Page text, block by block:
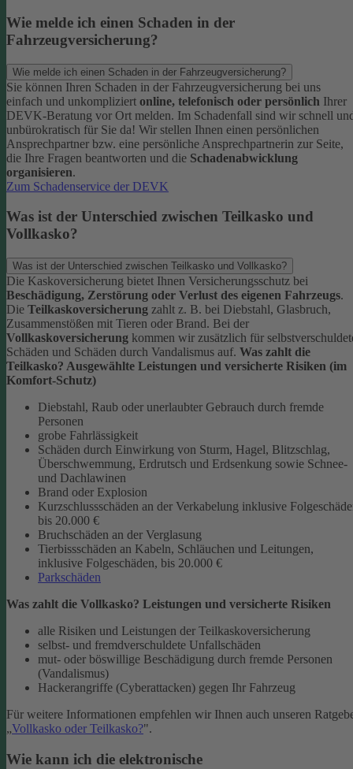
Wie melde ich einen Schaden in der
Fahrzeugversicherung?
Wie melde ich einen Schaden in der Fahrzeugversicherung?
Sie können Ihren Schaden in der Fahrzeugversicherung bei uns
einfach und unkompliziert online, telefonisch oder persönlich Ihrer
DEVK-Beratung vor Ort melden. Im Schadenfall sind wir schnell
unbürokratisch für Sie da! Wir stellen Ihnen einen persönlichen
Ansprechpartner bzw. eine persönliche Ansprechpartnerin zur Seite,
die Ihre Fragen beantworten und die Schadenabwicklung
organisieren.
Zum Schadenservice der DEVK
Was ist der Unterschied zwischen Teilkasko und
Vollkasko?
Was ist der Unterschied zwischen Teilkasko und Vollkasko?
Die Kaskoversicherung bietet Ihnen Versicherungsschutz bei
Beschädigung, Zerstörung oder Verlust des eigenen Fahrzeugs.
Die Teilkaskoversicherung zahlt z. B. bei Diebstahl, Glasbruch,
Zusammenstößen mit Tieren oder Brand. Bei der
Vollkaskoversicherung kommen wir zusätzlich für
Schäden und Schäden durch Vandalismus auf. Was zahlt die
Teilkasko? Ausgewählte Leistungen und versicherte Risiken (im
Komfort-Schutz)
Diebstahl, Raub oder unerlaubter Gebrauch durch fremde
Personen
grobe Fahrlässigkeit
Schäden durch Einwirkung von Sturm, Hagel, Blitzschlag,
Überschwemmung, Erdrutsch und Erdsenkung sowie Schnee-
und Dachlawinen
Brand oder Explosion
Kurzschlussschäden an der Verkabelung inklusive
bis 20.000 €
Bruchschäden an der Verglasung
Tierbissschäden an Kabeln, Schläuchen und Leitungen,
inklusive Folgeschäden, bis 20.000 €
Parkschäden
Was zahlt die Vollkasko? Leistungen und versicherte Risiken
alle Risiken und Leistungen der Teilkaskoversicherung
selbst- und fremdverschuldete Unfallschäden
mut- oder böswillige Beschädigung durch fremde Personen
(Vandalismus)
Hackerangriffe (Cyberattacken) gegen Ihr Fahrzeug
Für weitere Informationen empfehlen wir Ihnen auch unseren
„Vollkasko oder Teilkasko?".
Wie kann ich die elektronische